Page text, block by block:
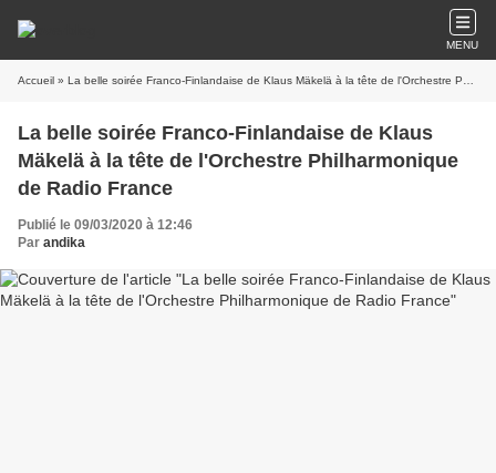
MENU
Accueil » La belle soirée Franco-Finlandaise de Klaus Mäkelä à la tête de l'Orchestre Philharmonique de Radio France
La belle soirée Franco-Finlandaise de Klaus
Mäkelä à la tête de l'Orchestre Philharmonique
de Radio France
Publié le 09/03/2020 à 12:46
Par andika